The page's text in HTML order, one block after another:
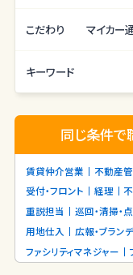
こだわり マイカー
キーワード
同じ条件で
賃貸仲介営業 不動産
受付・フロント
経理
重説担当
巡回・清掃・
用地仕入
広報・ブラン
ファシリティマネジャー